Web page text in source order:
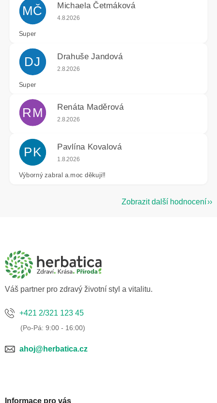
MČ Michaela Četmáková
Hodnocení obchodu je 5 z 5 hvězdiček.
4.8.2026
Super
DJ Drahuše Jandová
Hodnocení obchodu je 5 z 5 hvězdiček.
2.8.2026
Super
RM Renáta Maděrová
Hodnocení obchodu je 5 z 5 hvězdiček.
2.8.2026
PK Pavlína Kovalová
Hodnocení obchodu je 5 z 5 hvězdiček.
1.8.2026
Výborný zabral a.moc děkuji!!
Zobrazit další hodnocení
a
Váš partner pro zdravý životní styl a vitalitu.
+421 2/321 123 45
ahoj@herbatica.cz
Informace pro vás